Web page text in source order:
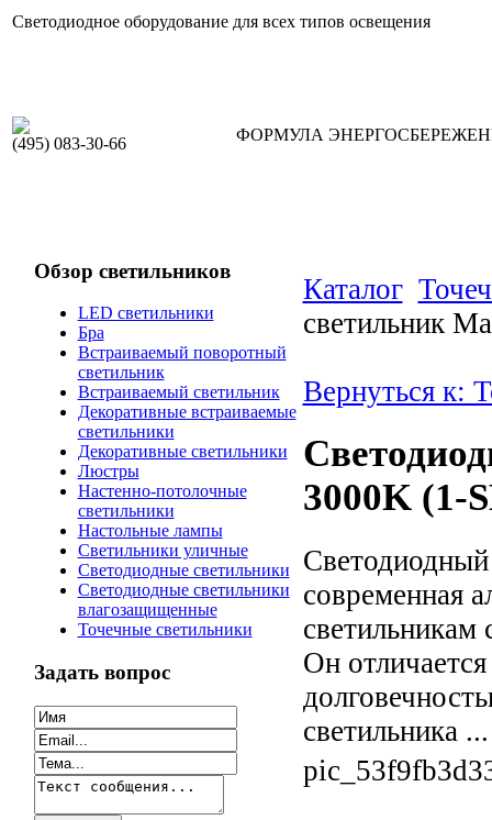
Светодиодное оборудование для всех типов освещения
(495) 083-30-66 ФОРМУЛА
Обзор светильников
LED светильники
Бра
Встраиваемый поворотный
светильник
Встраиваемый светильник
Декоративные встраиваемые
светильники
Декоративные светильники
Люстры
Настенно-потолочные
светильники
Настольные лампы
Светильники уличные
Светодиодные светильники
Светодиодные светильники
влагозащищенные
Точечные светильники
Задать вопрос
Каталог
светильник
Вернуться к:
3000K (1-
современная
Он
светильника ...